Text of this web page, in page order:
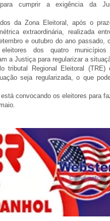
para cumprir a exigência da
da Zona Eleitoral, após o
extraordinária, realizada
e outubro do ano passado,
dos quatro municípios
a Justiça para regularizar a
tributal Regional Eleitoral (TRE)
seja regularizada, o que
convocando os eleitores para